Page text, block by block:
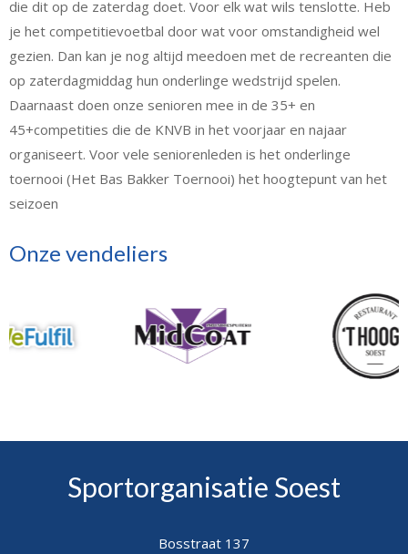
die dit op de zaterdag doet. Voor elk wat wils tenslotte. Heb
je het competitievoetbal door wat voor omstandigheid wel
gezien. Dan kan je nog altijd meedoen met de recreanten die
op zaterdagmiddag hun onderlinge wedstrijd spelen.
Daarnaast doen onze senioren mee in de 35+ en
45+competities die de KNVB in het voorjaar en najaar
organiseert. Voor vele seniorenleden is het onderlinge
toernooi (Het Bas Bakker Toernooi) het hoogtepunt van het
seizoen
Onze vendeliers
Sportorganisatie Soest
Bosstraat 137